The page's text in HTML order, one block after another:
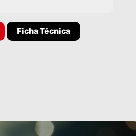
Ficha Técnica